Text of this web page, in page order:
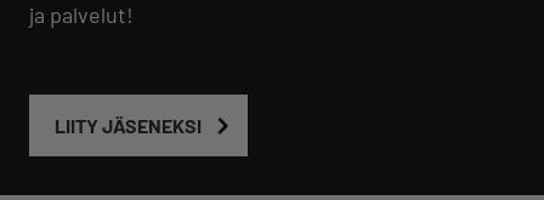
ja palvelut!
LIITY JÄSENEKSI